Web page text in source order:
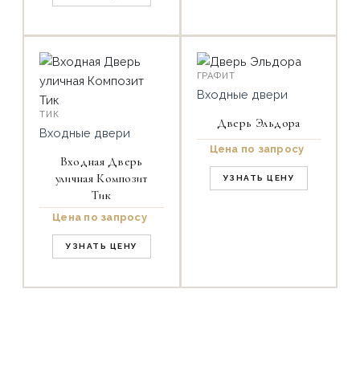
ТИК
Входные двери
Входная Дверь
уличная Композит
Тик
Цена по запросу
УЗНАТЬ ЦЕНУ
ГРАФИТ
Входные двери
Дверь Эльдора
Цена по запросу
УЗНАТЬ ЦЕНУ